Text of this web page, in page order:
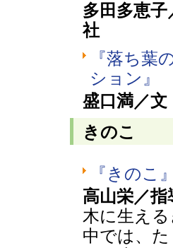
多田多恵
社
『落ち
ション』
盛口満／
きのこ
『きのこ
高山栄／
木に生え
中では、